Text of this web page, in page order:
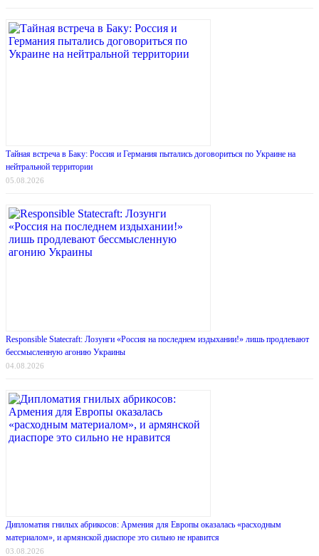
Тайная встреча в Баку: Россия и Германия пытались договориться по Украине на
нейтральной территории
05.08.2026
Responsible Statecraft: Лозунги «Россия на последнем издыхании!» лишь продлевают
бессмысленную агонию Украины
04.08.2026
Дипломатия гнилых абрикосов: Армения для Европы оказалась «расходным
материалом», и армянской диаспоре это сильно не нравится
03.08.2026